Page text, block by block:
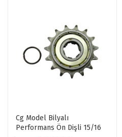
Cg Model Bilyalı
Performans Ön Dişli 15/16